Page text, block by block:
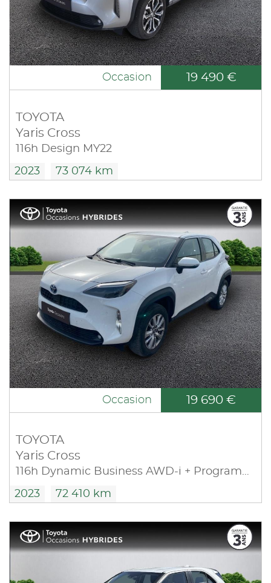
Occasion 19 490 €
TOYOTA
Yaris Cross
116h Design MY22
2023 73 074 km
Occasion 19 690 €
TOYOTA
Yaris Cross
116h Dynamic Business AWD-i + Programme Toyota Experience MY22
2023 72 410 km